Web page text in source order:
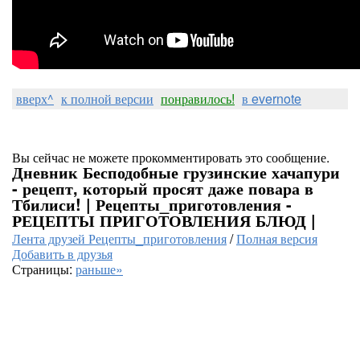
вверх^ к полной версии понравилось! в evernote
Вы сейчас не можете прокомментировать это сообщение.
Дневник Бесподобные грузинские хачапури
- рецепт, который просят даже повара в
Тбилиси! | Рецепты_приготовления -
РЕЦЕПТЫ ПРИГОТОВЛЕНИЯ БЛЮД |
Лента друзей Рецепты_приготовления/Полная версия
Добавить в друзья
Страницы: раньше»